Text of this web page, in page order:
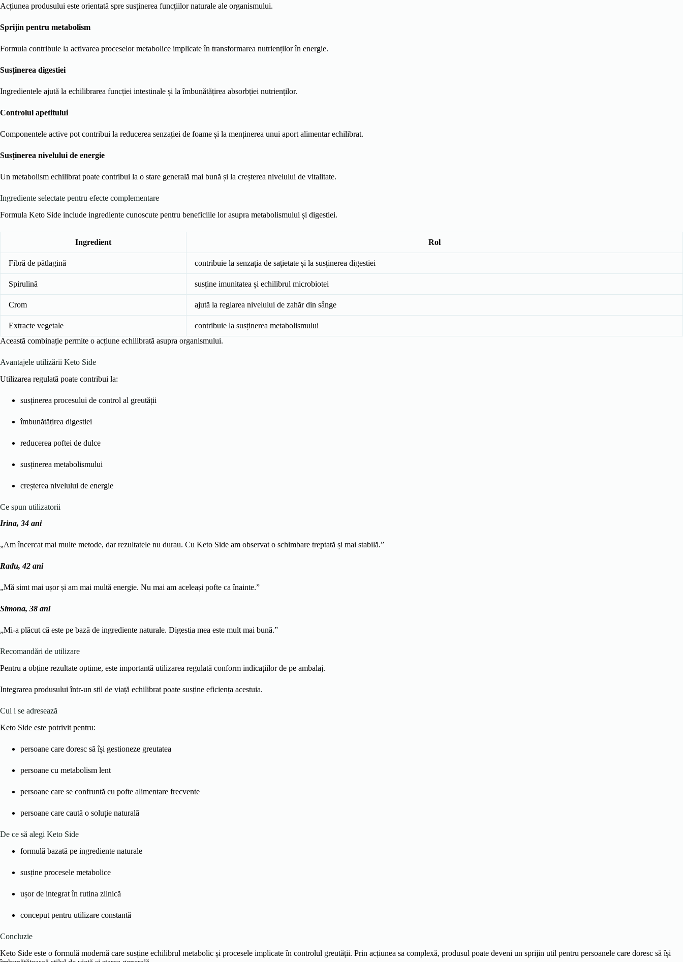
Acțiunea produsului este orientată spre susținerea funcțiilor naturale ale organismului.
Sprijin pentru metabolism
Formula contribuie la activarea proceselor metabolice implicate în transformarea nutrienților în energie.
Susținerea digestiei
Ingredientele ajută la echilibrarea funcției intestinale și la îmbunătățirea absorbției nutrienților.
Controlul apetitului
Componentele active pot contribui la reducerea senzației de foame și la menținerea unui aport alimentar echilibrat.
Susținerea nivelului de energie
Un metabolism echilibrat poate contribui la o stare generală mai bună și la creșterea nivelului de vitalitate.
Ingrediente selectate pentru efecte complementare
Formula Keto Side include ingrediente cunoscute pentru beneficiile lor asupra metabolismului și digestiei.
Ingredient Rol
Fibră de pătlagină contribuie la senzația de sațietate și la susținerea digestiei
Spirulină susține imunitatea și echilibrul microbiotei
Crom ajută la reglarea nivelului de zahăr din sânge
Extracte vegetale
contribuie la susținerea metabolismului
Această combinație permite o acțiune echilibrată asupra organismului.
Avantajele utilizării Keto Side
Utilizarea regulată poate contribui la:
susținerea procesului de control al greutății
îmbunătățirea digestiei
reducerea poftei de dulce
susținerea metabolismului
creșterea nivelului de energie
Ce spun utilizatorii
Irina, 34 ani
„Am încercat mai multe metode, dar rezultatele nu durau. Cu Keto Side am observat o schimbare treptată și mai stabilă.”
Radu, 42 ani
„Mă simt mai ușor și am mai multă energie. Nu mai am aceleași pofte ca înainte.”
Simona, 38 ani
„Mi-a plăcut că este pe bază de ingrediente naturale. Digestia mea este mult mai bună.”
Recomandări de utilizare
Pentru a obține rezultate optime, este importantă utilizarea regulată conform indicațiilor de pe ambalaj.
Integrarea produsului într-un stil de viață echilibrat poate susține eficiența acestuia.
Cui i se adresează
Keto Side este potrivit pentru:
persoane care doresc să își gestioneze greutatea
persoane cu metabolism lent
persoane care se confruntă cu pofte alimentare frecvente
persoane care caută o soluție naturală
De ce să alegi Keto Side
formulă bazată pe ingrediente naturale
susține procesele metabolice
ușor de integrat în rutina zilnică
conceput pentru utilizare constantă
Concluzie
Keto Side este o formulă modernă care susține echilibrul metabolic și procesele implicate în controlul greutății. Prin acțiunea sa complexă, produsul poate deveni un sprijin util pentru persoanele care doresc să își